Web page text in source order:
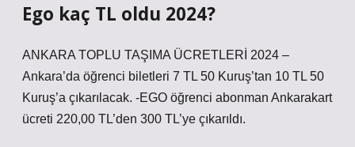
Ego kaç TL oldu 2024?
ANKARA TOPLU TAŞIMA ÜCRETLERİ 2024 –
Ankara’da öğrenci biletleri 7 TL 50 Kuruş’tan 10 TL 50
Kuruş’a çıkarılacak. -EGO öğrenci abonman Ankarakart
ücreti 220,00 TL’den 300 TL’ye çıkarıldı.